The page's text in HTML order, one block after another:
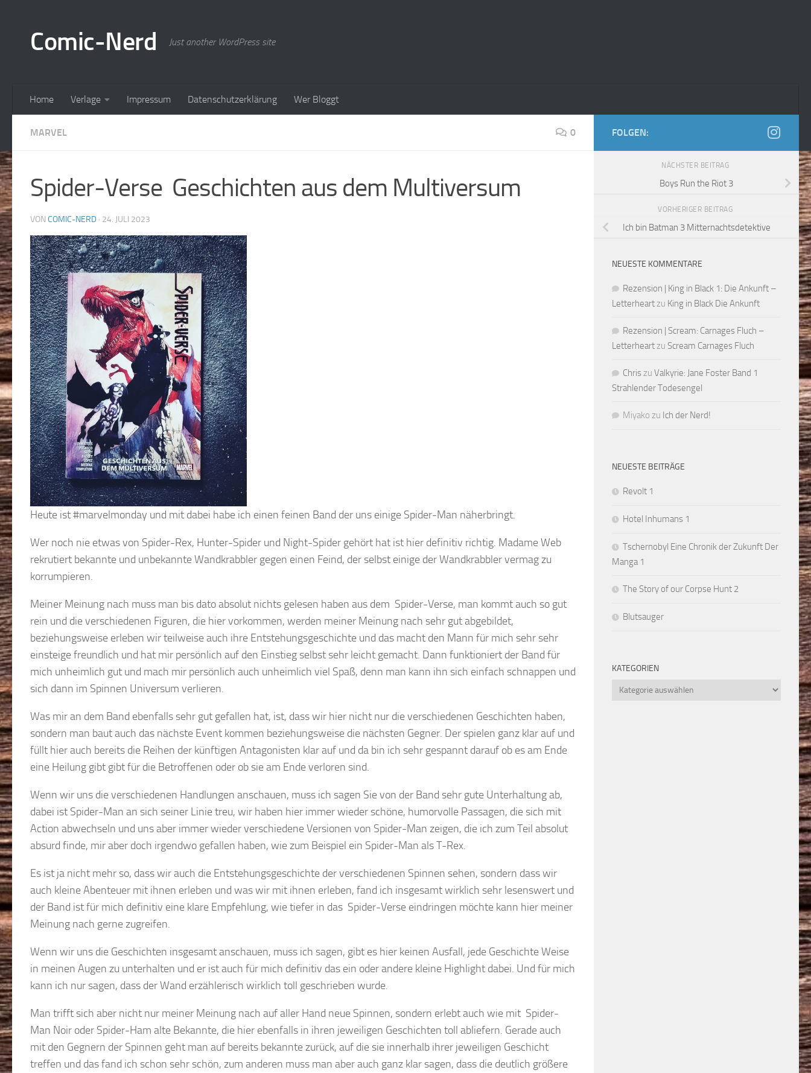
Comic-Nerd Just another WordPress site
Home Verlage Impressum Datenschutzerklärung Wer Bloggt
MARVEL 0
Spider-Verse Geschichten aus dem Multiversum
VON COMIC-NERD · 24. JULI 2023
Heute ist #marvelmonday und mit dabei habe ich einen feinen Band der uns einige Spider-Man näherbringt.
Wer noch nie etwas von Spider-Rex, Hunter-Spider und Night-Spider gehört hat ist hier definitiv richtig. Madame Web
rekrutiert bekannte und unbekannte Wandkrabbler gegen einen Feind, der selbst einige der Wandkrabbler vermag zu
korrumpieren.
Meiner Meinung nach muss man bis dato absolut nichts gelesen haben aus dem Spider-Verse, man kommt auch so gut
rein und die verschiedenen Figuren, die hier vorkommen, werden meiner Meinung nach sehr gut abgebildet,
beziehungsweise erleben wir teilweise auch ihre Entstehungsgeschichte und das macht den Mann für mich sehr sehr
einsteige freundlich und hat mir persönlich auf den Einstieg selbst sehr leicht gemacht. Dann funktioniert der Band für
mich unheimlich gut und mach mir persönlich auch unheimlich viel Spaß, denn man kann ihn sich einfach schnappen und
sich dann im Spinnen Universum verlieren.
Was mir an dem Band ebenfalls sehr gut gefallen hat, ist, dass wir hier nicht nur die verschiedenen Geschichten haben,
sondern man baut auch das nächste Event kommen beziehungsweise die nächsten Gegner. Der spielen ganz klar auf und
füllt hier auch bereits die Reihen der künftigen Antagonisten klar auf und da bin ich sehr gespannt darauf ob es am Ende
eine Heilung gibt gibt für die Betroffenen oder ob sie am Ende verloren sind.
Wenn wir uns die verschiedenen Handlungen anschauen, muss ich sagen Sie von der Band sehr gute Unterhaltung ab,
dabei ist Spider-Man an sich seiner Linie treu, wir haben hier immer wieder schöne, humorvolle Passagen, die sich mit
Action abwechseln und uns aber immer wieder verschiedene Versionen von Spider-Man zeigen, die ich zum Teil absolut
absurd finde, mir aber doch irgendwo gefallen haben, wie zum Beispiel ein Spider-Man als T-Rex.
Es ist ja nicht mehr so, dass wir auch die Entstehungsgeschichte der verschiedenen Spinnen sehen, sondern dass wir
auch kleine Abenteuer mit ihnen erleben und was wir mit ihnen erleben, fand ich insgesamt wirklich sehr lesenswert und
der Band ist für mich definitiv eine klare Empfehlung, wie tiefer in das Spider-Verse eindringen möchte kann hier meiner
Meinung nach gerne zugreifen.
Wenn wir uns die Geschichten insgesamt anschauen, muss ich sagen, gibt es hier keinen Ausfall, jede Geschichte Weise
in meinen Augen zu unterhalten und er ist auch für mich definitiv das ein oder andere kleine Highlight dabei. Und für mich
kann ich nur sagen, dass der Wand erzählerisch wirklich toll geschrieben wurde.
Man trifft sich aber nicht nur meiner Meinung nach auf aller Hand neue Spinnen, sondern erlebt auch wie mit Spider-
Man Noir oder Spider-Ham alte Bekannte, die hier ebenfalls in ihren jeweiligen Geschichten toll abliefern. Gerade auch
mit den Gegnern der Spinnen geht man auf bereits bekannte zurück, auf die sie innerhalb ihrer jeweiligen Geschicht
treffen und das fand ich schon sehr schön, zum anderen muss man aber auch ganz klar sagen, dass die deutlich größere
FOLGEN:
NÄCHSTER BEITRAG
Boys Run the Riot 3
VORHERIGER BEITRAG
Ich bin Batman 3 Mitternachtsdetektive
NEUESTE KOMMENTARE
Rezension | King in Black 1: Die Ankunft –
Letterheartzu King in Black Die Ankunft
Rezension | Scream: Carnages Fluch –
Letterheartzu Scream Carnages Fluch
Chriszu Valkyrie: Jane Foster Band 1
Strahlender Todesengel
Miyako zu Ich der Nerd!
NEUESTE BEITRÄGE
Revolt 1
Hotel Inhumans 1
Tschernobyl Eine Chronik der Zukunft Der
Manga 1
The Story of our Corpse Hunt 2
Blutsauger
KATEGORIEN
Kategorien